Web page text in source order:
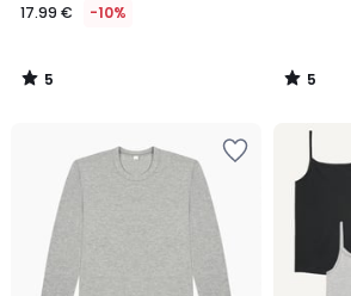
17.99 € -10%
5
/
5
/